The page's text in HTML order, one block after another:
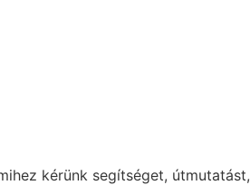
kérünk segítséget, útmutatást,